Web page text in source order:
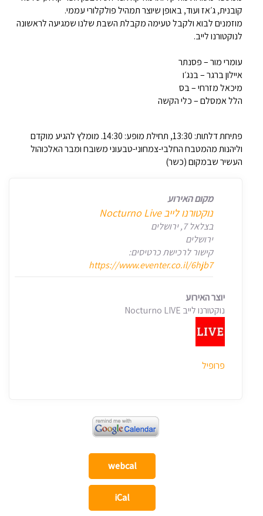
קובנית, ג׳אז ועוד, באופן שיוצר תמהיל פולקלורי עממי.
מוזמנים לבוא ולקבל טעימה מקבלת השבת שלנו שמגיעה לראשונה
לנוקטורנו לייב.
עומרי מור – פסנתר
איילון ברגר – בנג׳ו
מיכאל מזרחי – בס
הלל אמסלם – כלי הקשה
פתיחת דלתות: 13:30, תחילת מופע: 14:30. מומלץ להגיע מוקדם
וליהנות מהמטבח החלבי-צמחוני-טבעוני משובח ומבר האלכוהול
העשיר שבמקום (כשר)
מקום האירוע
‏נוקטורנו לייב Nocturno Live‏
בצלאל 7, ירושלים
ירושלים
קישור לרכישת כרטיסים:
https://www.eventer.co.il/6hjb7
יוצר האירוע
נוקטורנו לייב Nocturno LIVE
פרופיל
webcal
iCal